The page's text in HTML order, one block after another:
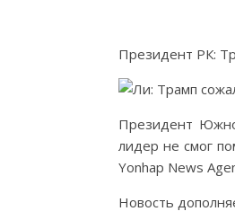
Президент РК:
Президент
лидер не смог
Yonhap News
Новость